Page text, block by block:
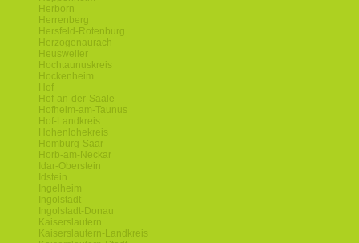
Herborn
Herrenberg
Hersfeld-Rotenburg
Herzogenaurach
Heusweiler
Hochtaunuskreis
Hockenheim
Hof
Hof-an-der-Saale
Hofheim-am-Taunus
Hof-Landkreis
Hohenlohekreis
Homburg-Saar
Horb-am-Neckar
Idar-Oberstein
Idstein
Ingelheim
Ingolstadt
Ingolstadt-Donau
Kaiserslautern
Kaiserslautern-Landkreis